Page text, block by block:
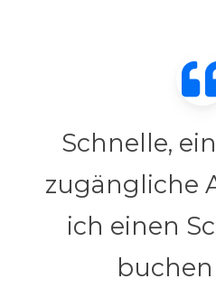
Schnelle,
zugängliche
ich einen